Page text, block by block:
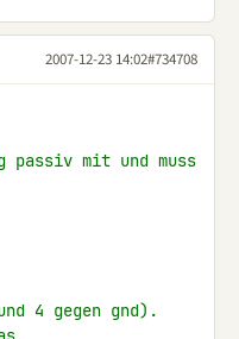
2007-12-23 14:02#734708
passiv mit und muss
4 gegen gnd).